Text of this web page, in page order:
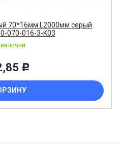
70*16мм L2000мм серый
070-016-3-K03
Р